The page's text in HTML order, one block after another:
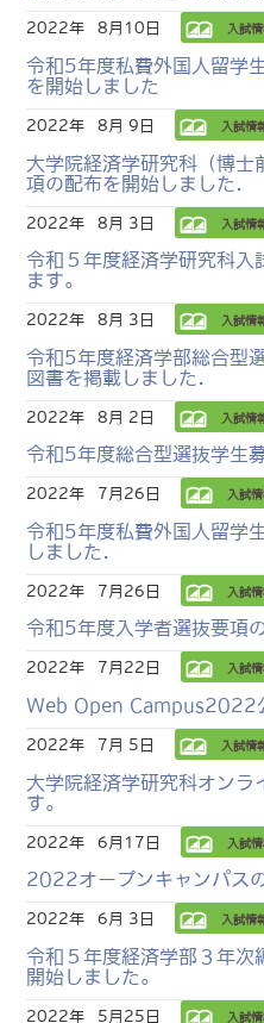
2022年 8月10日 入試
令和5年度私費外国人留学
を開始しました
2022年 8月 9日 入試情
大学院経済学研究科（博士
項の配布を開始しました.
2022年 8月 3日 入試情
令和５年度経済学研究科入
ます。
2022年 8月 3日 入試情
令和5年度経済学部総合型
図書を掲載しました.
2022年 8月 2日 入試情
令和5年度総合型選抜学生
2022年 7月26日 入試
令和5年度私費外国人留学
しました.
2022年 7月26日 入試
令和5年度入学者選抜要項
2022年 7月22日 入試
Web Open Campus2022
2022年 7月 5日 入試情
大学院経済学研究科オンラ
す。
2022年 6月17日 入試
2022オープンキャンパス
2022年 6月 3日 入試情
令和５年度経済学部３年次
開始しました。
2022年 5月25日 入試